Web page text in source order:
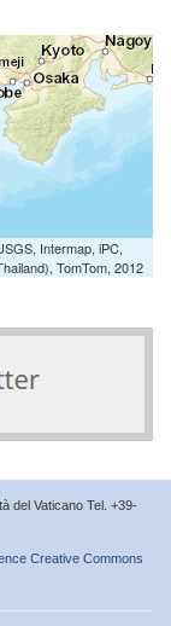
Intermap, iPC,
TomTom, 2012
del Vaticano Tel. +39-
Creative Commons